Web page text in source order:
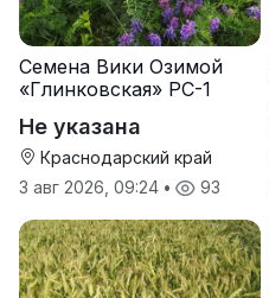
Семена Вики Озимой
«Глинковская» РС-1
Не указана
Краснодарский край
3 авг 2026, 09:24 • 93